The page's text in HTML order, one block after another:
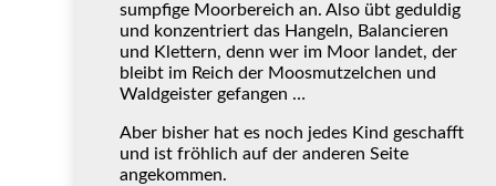
sumpfige Moorbereich an. Also übt geduldig
und konzentriert das Hangeln, Balancieren
und Klettern, denn wer im Moor landet, der
bleibt im Reich der Moosmutzelchen und
Waldgeister gefangen …
Aber bisher hat es noch jedes Kind geschafft
und ist fröhlich auf der anderen Seite
angekommen.